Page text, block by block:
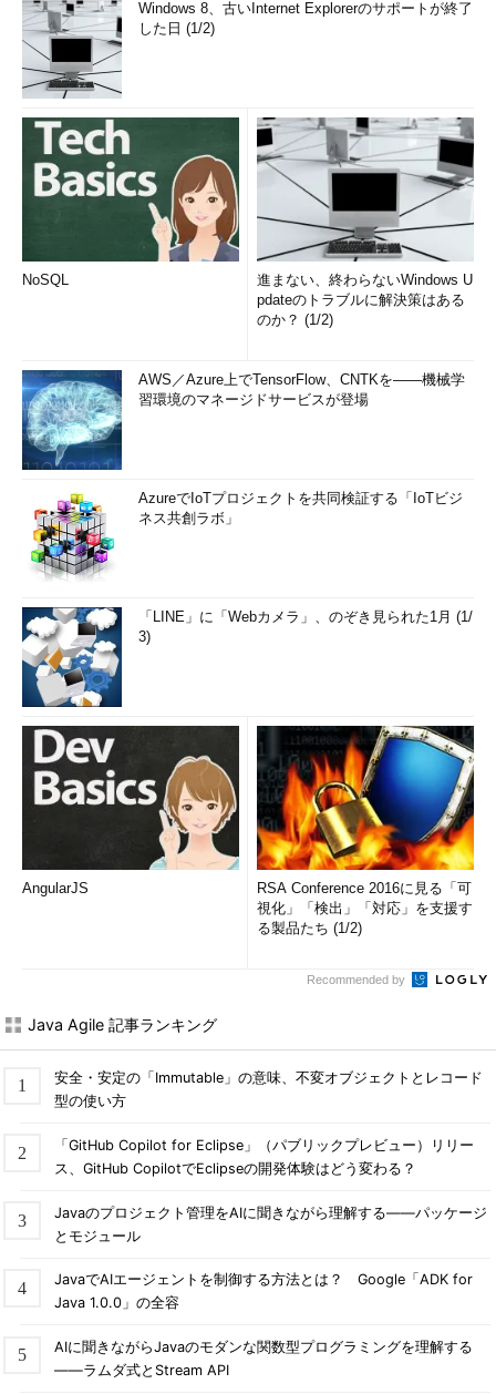
Windows 8、古いInternet Explorerのサポートが終了
した日 (1/2)
NoSQL
進まない、終わらないWindows U
pdateのトラブルに解決策はある
のか？ (1/2)
AWS／Azure上でTensorFlow、CNTKを――機械学
習環境のマネージドサービスが登場
AzureでIoTプロジェクトを共同検証する「IoTビジ
ネス共創ラボ」
「LINE」に「Webカメラ」、のぞき見られた1月 (1/
3)
AngularJS
RSA Conference 2016に見る「可
視化」「検出」「対応」を支援す
る製品たち (1/2)
Recommended by
Java Agile 記事ランキング
安全・安定の「Immutable」の意味、不変オブジェクトとレコード
型の使い方
「GitHub Copilot for Eclipse」（パブリックプレビュー）リリー
ス、GitHub CopilotでEclipseの開発体験はどう変わる？
Javaのプロジェクト管理をAIに聞きながら理解する――パッケージ
とモジュール
JavaでAIエージェントを制御する方法とは？ Google「ADK for
Java 1.0.0」の全容
AIに聞きながらJavaのモダンな関数型プログラミングを理解する
――ラムダ式とStream API